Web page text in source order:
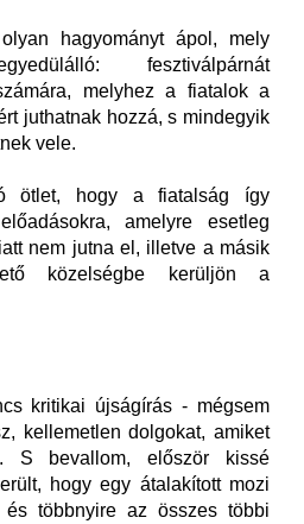
hagyományt ápol, mely
fesztiválpárnát
melyhez a fiatalok a
juthatnak hozzá, s mindegyik
vele.
ötlet, hogy a fiatalság így
amelyre esetleg
nem jutna el, illetve a másik
közelségbe kerüljön a
kritikai újságírás - mégsem
kellemetlen dolgokat, amiket
S bevallom, először kissé
hogy egy átalakított mozi
többnyire az összes többi